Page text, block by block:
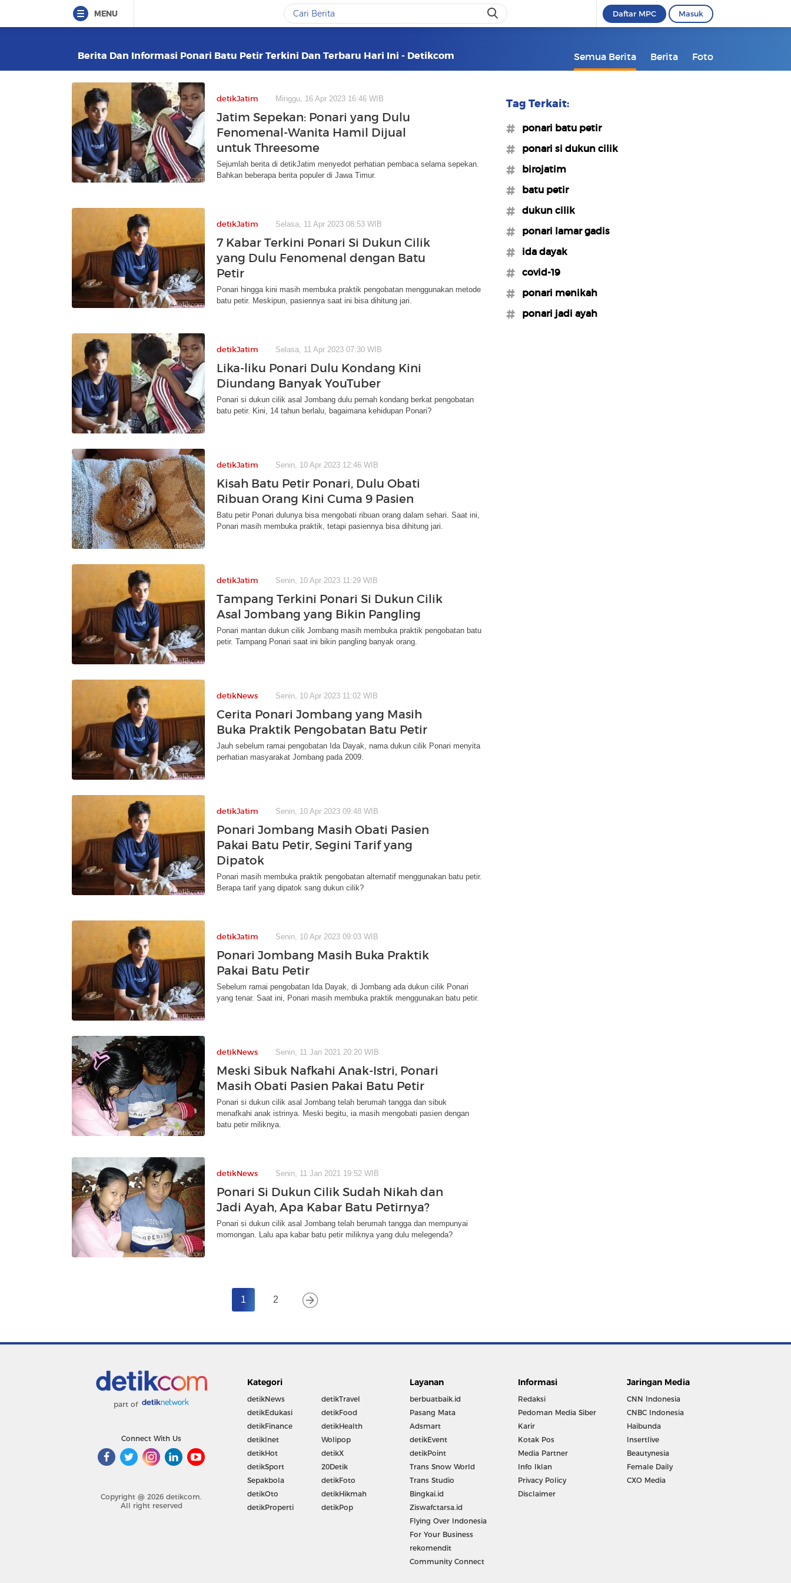
MENU Daftar MPC Masuk
Berita Dan Informasi Ponari Batu Petir Terkini Dan Terbaru Hari Ini - Detikcom Semua Berita Berita Foto
detikJatim Minggu, 16 Apr 2023 16:46 WIB
Jatim Sepekan: Ponari yang Dulu
Fenomenal-Wanita Hamil Dijual
untuk Threesome
Sejumlah berita di detikJatim menyedot perhatian pembaca selama sepekan.
Bahkan beberapa berita populer di Jawa Timur.
detikJatim Selasa, 11 Apr 2023 08:53 WIB
7 Kabar Terkini Ponari Si Dukun Cilik
yang Dulu Fenomenal dengan Batu
Petir
Ponari hingga kini masih membuka praktik pengobatan menggunakan metode
batu petir. Meskipun, pasiennya saat ini bisa dihitung jari.
detikJatim Selasa, 11 Apr 2023 07:30 WIB
Lika-liku Ponari Dulu Kondang Kini
Diundang Banyak YouTuber
Ponari si dukun cilik asal Jombang dulu pernah kondang berkat pengobatan
batu petir. Kini, 14 tahun berlalu, bagaimana kehidupan Ponari?
detikJatim Senin, 10 Apr 2023 12:46 WIB
Kisah Batu Petir Ponari, Dulu Obati
Ribuan Orang Kini Cuma 9 Pasien
Batu petir Ponari dulunya bisa mengobati ribuan orang dalam sehari. Saat ini,
Ponari masih membuka praktik, tetapi pasiennya bisa dihitung jari.
detikJatim Senin, 10 Apr 2023 11:29 WIB
Tampang Terkini Ponari Si Dukun Cilik
Asal Jombang yang Bikin Pangling
Ponari mantan dukun cilik Jombang masih membuka praktik pengobatan batu
petir. Tampang Ponari saat ini bikin pangling banyak orang.
detikNews Senin, 10 Apr 2023 11:02 WIB
Cerita Ponari Jombang yang Masih
Buka Praktik Pengobatan Batu Petir
Jauh sebelum ramai pengobatan Ida Dayak, nama dukun cilik Ponari menyita
perhatian masyarakat Jombang pada 2009.
detikJatim Senin, 10 Apr 2023 09:48 WIB
Ponari Jombang Masih Obati Pasien
Pakai Batu Petir, Segini Tarif yang
Dipatok
Ponari masih membuka praktik pengobatan alternatif menggunakan batu petir.
Berapa tarif yang dipatok sang dukun cilik?
detikJatim Senin, 10 Apr 2023 09:03 WIB
Ponari Jombang Masih Buka Praktik
Pakai Batu Petir
Sebelum ramai pengobatan Ida Dayak, di Jombang ada dukun cilik Ponari
yang tenar. Saat ini, Ponari masih membuka praktik menggunakan batu petir.
detikNews Senin, 11 Jan 2021 20:20 WIB
Meski Sibuk Nafkahi Anak-Istri, Ponari
Masih Obati Pasien Pakai Batu Petir
Ponari si dukun cilik asal Jombang telah berumah tangga dan sibuk
menafkahi anak istrinya. Meski begitu, ia masih mengobati pasien dengan
batu petir miliknya.
detikNews Senin, 11 Jan 2021 19:52 WIB
Ponari Si Dukun Cilik Sudah Nikah dan
Jadi Ayah, Apa Kabar Batu Petirnya?
Ponari si dukun cilik asal Jombang telah berumah tangga dan mempunyai
momongan. Lalu apa kabar batu petir miliknya yang dulu melegenda?
1 2
Tag Terkait:
#ponari batu petir
#ponari si dukun cilik
#birojatim
#batu petir
#dukun cilik
#ponari lamar gadis
#ida dayak
#covid-19
#ponari menikah
#ponari jadi ayah
part of
Connect With Us
Copyright @ 2026 detikcom.
All right reserved
Kategori
detikNews
detikEdukasi
detikFinance
detikInet
detikHot
detikSport
Sepakbola
detikOto
detikProperti
detikTravel
detikFood
detikHealth
Wolipop
detikX
20Detik
detikFoto
detikHikmah
detikPop
Layanan
berbuatbaik.id
Pasang Mata
Adsmart
detikEvent
detikPoint
Trans Snow World
Trans Studio
Bingkai.id
Ziswafctarsa.id
Flying Over Indonesia
For Your Business
rekomendit
Community Connect
Informasi
Redaksi
Pedoman Media Siber
Karir
Kotak Pos
Media Partner
Info Iklan
Privacy Policy
Disclaimer
Jaringan Media
CNN Indonesia
CNBC Indonesia
Haibunda
Insertlive
Beautynesia
Female Daily
CXO Media